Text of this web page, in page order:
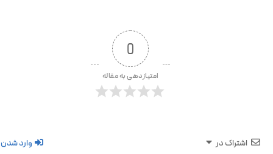
0
امتیازدهی به مقاله
اشتراک در وارد شدن